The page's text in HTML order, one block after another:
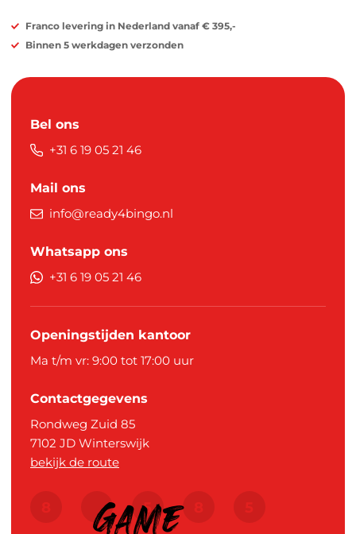
Franco levering in Nederland vanaf € 395,-
Binnen 5 werkdagen verzonden
Bel ons
+31 6 19 05 21 46
Mail ons
info@ready4bingo.nl
Whatsapp ons
+31 6 19 05 21 46
Openingstijden kantoor
Ma t/m vr: 9:00 tot 17:00 uur
Contactgegevens
Rondweg Zuid 85
7102 JD Winterswijk
bekijk de route